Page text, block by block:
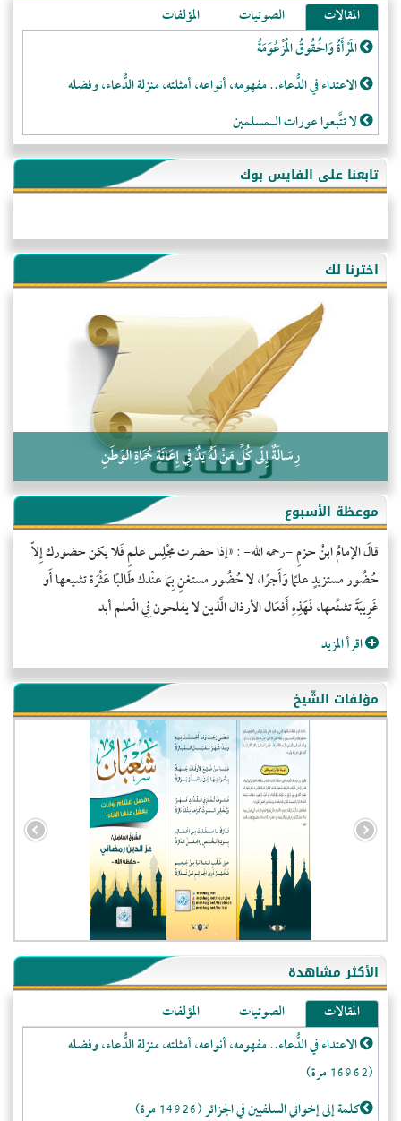
المقالات الصوتيات
المؤلفات
المَرْأَةُ وَالْحُقُوقُ الْمَزْعُوَمَةُ
الاعتداء في الدُّعاء.. مفهومه، أنواعه، أمثلته، منزلة الدُّعاء، وفضله
لا تتَّبعوا عورات الـمسلمين
فقه النَّصيحة عند الصَّحابة الكرام رضي الله عنهم
لَا عِزَّةَ إِلَّا بِالإِسْلَامِ
هذه سبيلنا فماذا تنقمون؟!
أُسُـسُ بَـيْـتِ الـمُسْـلِمِ
التَّعْلِيمُ القُرْآنِي
كلمة إلى إخواني السلفيين في الجزائر
تابعنا على الفايس بوك
اخترنا لك
رِسَالَةٌ إِلَى كُلِّ مَنْ لَهُ يَدٌ فِي إِعَانَةِ حُمَاةِ الوَطَنِ
موعظة الأسبوع
قالَ الإمامُ ابنُ حزمٍ -رحمه الله- : «إذا حضرت مجْلِس علمٍ فَلا يكن حضورك إِلاّ
حُضُور مستزيدٍ علمًا وَأَجرًا، لا حُضُور مستغنٍ بِمَا عنْدك طَالبًا عَثْرَة تشيعها أَو
غَرِيبَةً تشنِّعها، فَهَذِهِ أَفعَال الأرذال الَّذين لا يفلحون فِي الْعلم أبد
اقرأ المزيد
مؤلفات الشّيخ
الأكثر مشاهدة
المقالات الصوتيات
المؤلفات
الاعتداء في الدُّعاء.. مفهومه، أنواعه، أمثلته، منزلة الدُّعاء، وفضله
(16962 مرة)
كلمة إلى إخواني السلفيين في الجزائر (14926 مرة)
- الولايات المتحدة (72412)
- فيتنام (21564)
-غير معروف (21316)
- الصين (10629)
- كندا (10287)
- فرنسا (9145)
- روسيا (5536)